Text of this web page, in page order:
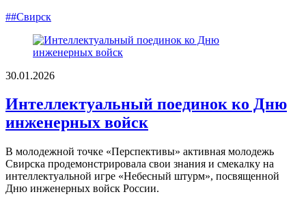
##Свирск
30.01.2026
Интеллектуальный поединок ко Дню
инженерных войск
В молодежной точке «Перспективы» активная молодежь
Свирска продемонстрировала свои знания и смекалку на
интеллектуальной игре «Небесный штурм», посвященной
Дню инженерных войск России.